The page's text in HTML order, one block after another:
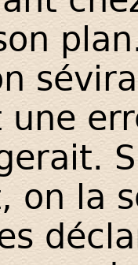
on la